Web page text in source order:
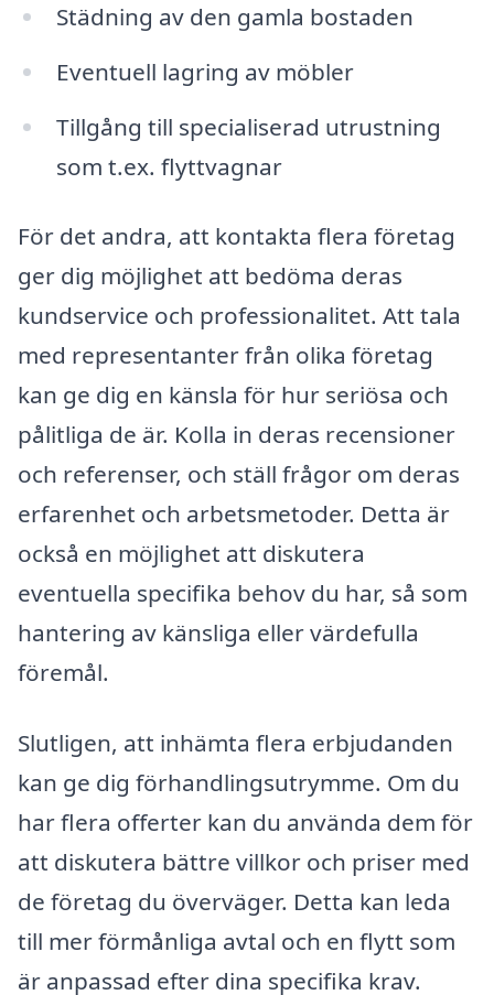
Städning av den gamla bostaden
Eventuell lagring av möbler
Tillgång till specialiserad utrustning
som t.ex. flyttvagnar
För det andra, att kontakta flera företag
ger dig möjlighet att bedöma deras
kundservice och professionalitet. Att tala
med representanter från olika företag
kan ge dig en känsla för hur seriösa och
pålitliga de är. Kolla in deras recensioner
och referenser, och ställ frågor om deras
erfarenhet och arbetsmetoder. Detta är
också en möjlighet att diskutera
eventuella specifika behov du har, så som
hantering av känsliga eller värdefulla
föremål.
Slutligen, att inhämta flera erbjudanden
kan ge dig förhandlingsutrymme. Om du
har flera offerter kan du använda dem för
att diskutera bättre villkor och priser med
de företag du överväger. Detta kan leda
till mer förmånliga avtal och en flytt som
är anpassad efter dina specifika krav.